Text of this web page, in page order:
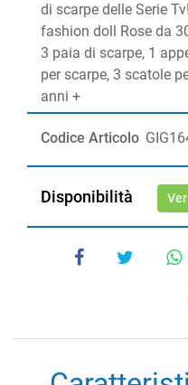
di scarpe delle Serie
fashion doll Rose da
3 paia di scarpe, 1
per scarpe, 3 scatole
anni +
Codice Articolo
Disponibilità